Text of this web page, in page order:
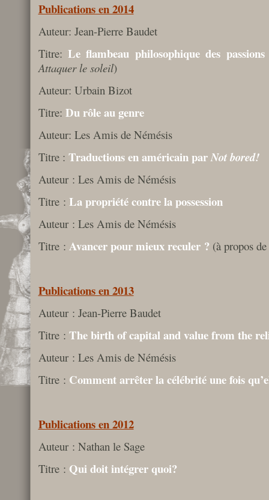
Publications en 2014
Auteur: Jean-Pierre Baudet
Titre: Le flambeau philosophique des passions
Attaquer le soleil)
Auteur: Urbain Bizot
Titre: Du rôle au genre
Auteur: Les Amis de Némésis
Titre : Traductions en américain parNot bored!
Auteur : Les Amis de Némésis
Titre : La propriété contre la possession
Auteur : Les Amis de Némésis
Titre : Avancer pour mieux reculer ? (à propos
Publications en 2013
Auteur : Jean-Pierre Baudet
Titre : The birth of capital and value from the
Auteur : Les Amis de Némésis
Titre : Comment arrêter la célébrité une fois
Publications en 2012
Auteur : Nathan le Sage
Titre : Qui doit intégrer quoi?